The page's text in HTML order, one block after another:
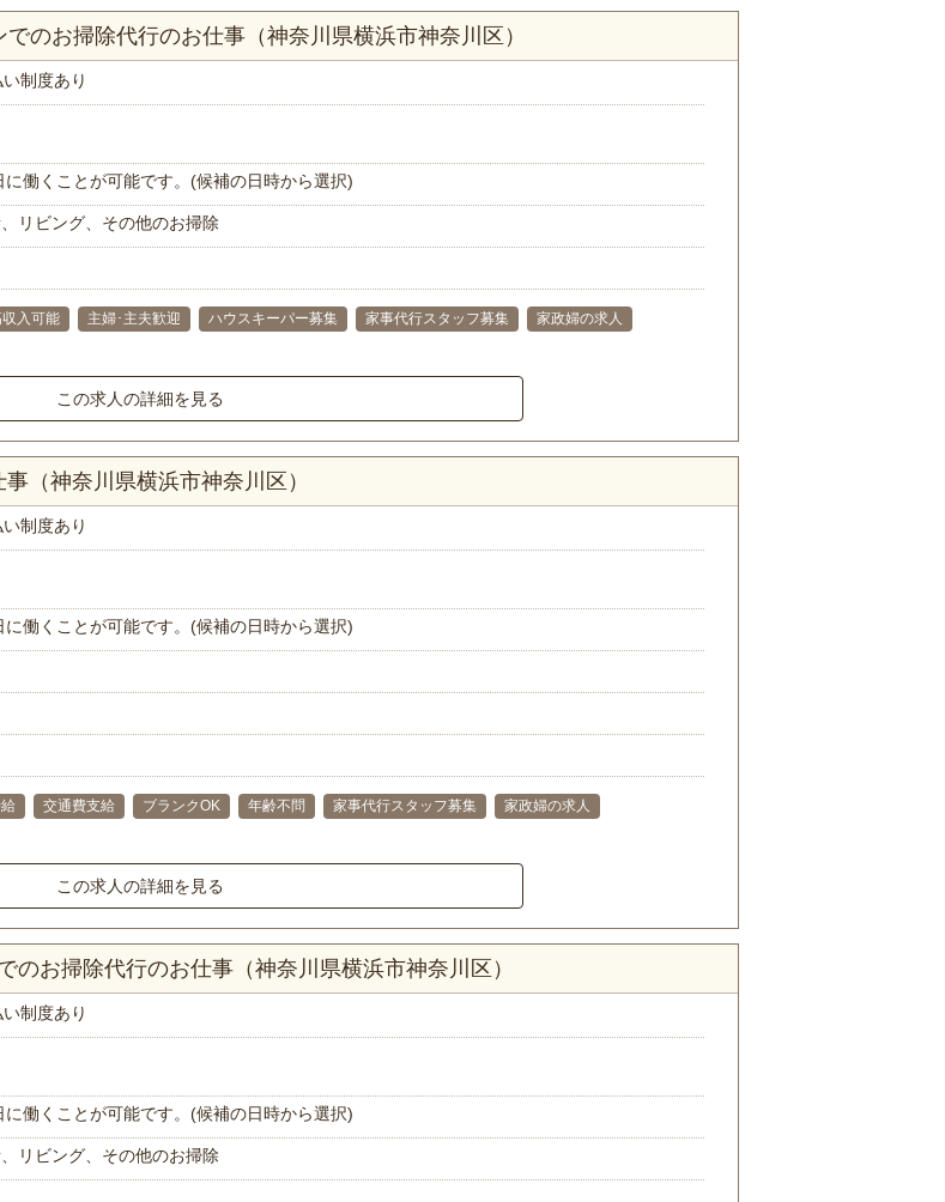
のお掃除代行のお仕事（神奈川県横浜市神奈川区）
制度あり
働くことが可能です。(候補の日時から選択)
リビング、その他のお掃除
入可能 主婦･主夫歓迎 ハウスキーパー募集 家事代行スタッフ募集
家政婦の求人
この求人の詳細を見る
（神奈川県横浜市神奈川区）
制度あり
働くことが可能です。(候補の日時から選択)
交通費支給 ブランクOK 年齢不問 家事代行スタッフ募集
家政婦の求人
この求人の詳細を見る
お掃除代行のお仕事（神奈川県横浜市神奈川区）
制度あり
働くことが可能です。(候補の日時から選択)
リビング、その他のお掃除